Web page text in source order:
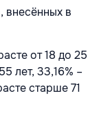
внесённых в
от 18 до 25
лет, 33,16% –
старше 71